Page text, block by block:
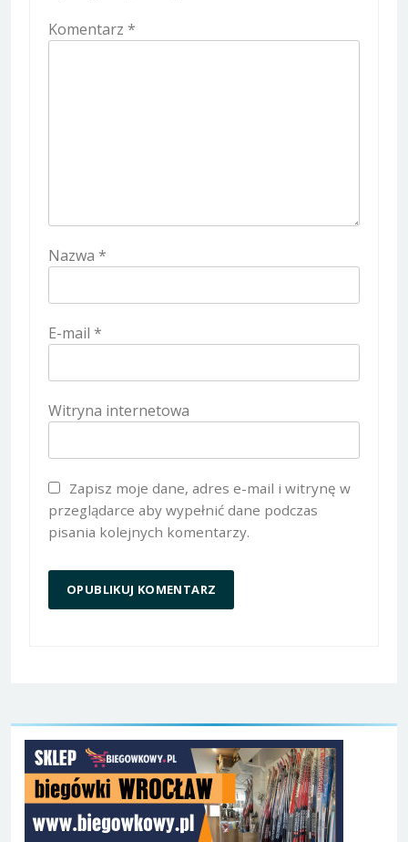
Komentarz *
Nazwa *
E-mail *
Witryna internetowa
Zapisz moje dane, adres e-mail i witrynę w
przeglądarce aby wypełnić dane podczas
pisania kolejnych komentarzy.